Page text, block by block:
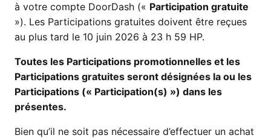
à votre compte DoorDash (« Participation gratuite
»). Les Participations gratuites doivent être reçues
au plus tard le 10 juin 2026 à 23 h 59 HP.
Toutes les Participations promotionnelles et les
Participations gratuites seront désignées la ou les
Participations (« Participation(s) ») dans les
présentes.
Bien qu’il ne soit pas nécessaire d’effectuer un achat